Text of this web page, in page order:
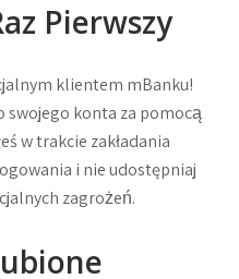
Pierwszy
klientem mBanku!
swojego konta za pomocą
w trakcie zakładania
i nie udostępniaj
zagrożeń.